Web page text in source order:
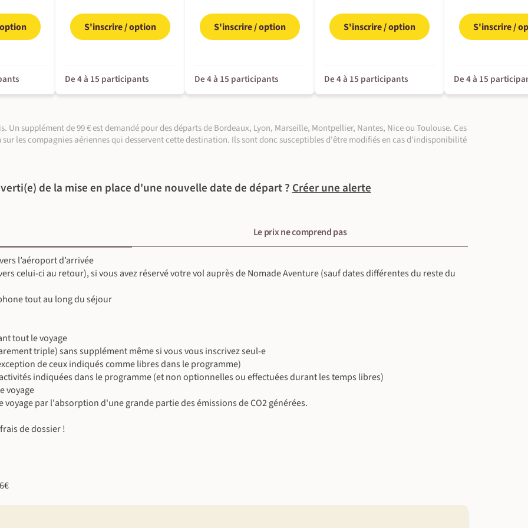
©
avec chauffeur lusophone vers Lençóis, au
©
S'inscrire / option
De 4 à 15 participants
S'inscrire / option
De 4 à 15 participants
S'inscrire / option
De 4 à 15 participants
S'inscrire /
De 4 à 15
Un supplément de 99 € est demandé pour des départs de Bordeaux, Lyon, Marseille, Montpellier, Nantes, Nice ou Toulouse. Ces
les compagnies aériennes qui desservent cette destination. Ils sont donc susceptibles d'être modifiés en cas d'indisponibilité
de la mise en place d'une nouvelle date de départ ?Créer une alerte
Le prix ne comprend pas
l’aéroport d’arrivée
celui-ci au retour), si vous avez réservé votre vol auprès de Nomade Aventure (sauf dates différentes du reste du
tout au long du séjour
tout le voyage
triple) sans supplément même si vous vous inscrivez seul-e
de ceux indiqués comme libres dans le programme)
indiquées dans le programme (et non optionnelles ou effectuées durant les temps libres)
voyage
par l'absorption d'une grande partie des émissions de CO2 générées.
de dossier !